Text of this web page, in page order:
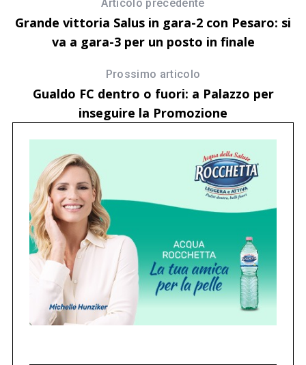
Articolo precedente
Grande vittoria Salus in gara-2 con Pesaro: si
va a gara-3 per un posto in finale
Prossimo articolo
Gualdo FC dentro o fuori: a Palazzo per
inseguire la Promozione